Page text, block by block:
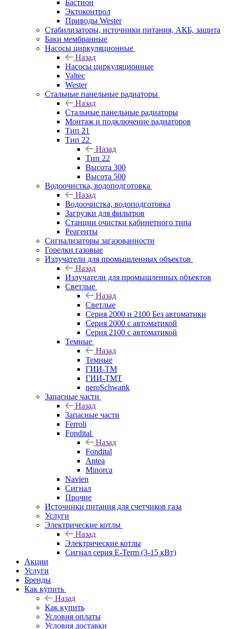
Бастион
Эктоконтрол
Приводы Wester
Стабилизаторы, источники питания, АКБ, защита
Баки мембранные
Насосы циркуляционные
Назад
Насосы циркуляционные
Valtec
Wester
Стальные панельные радиаторы
Назад
Стальные панельные радиаторы
Монтаж и подключение радиаторов
Тип 21
Тип 22
Назад
Тип 22
Высота 300
Высота 500
Водоочистка, водоподготовка
Назад
Водоочистка, водоподготовка
Загрузки для фильтров
Станции очистки кабинетного типа
Реагенты
Сигнализаторы загазованности
Горелки газовые
Излучатели для промышленных объектов
Назад
Излучатели для промышленных объектов
Светлые
Назад
Светлые
Серия 2000 и 2100 Без автоматики
Серия 2000 с автоматикой
Серия 2100 с автоматикой
Темные
Назад
Темные
ГИИ-ТМ
ГИИ-ТМТ
neroSchwank
Запасные части
Назад
Запасные части
Ferroli
Fondital
Назад
Fondital
Antea
Minorca
Navien
Сигнал
Прочие
Источники питания для счетчиков газа
Услуги
Электрические котлы
Назад
Электрические котлы
Сигнал серия E-Term (3-15 кВт)
Акции
Услуги
Бренды
Как купить
Назад
Как купить
Условия оплаты
Условия доставки